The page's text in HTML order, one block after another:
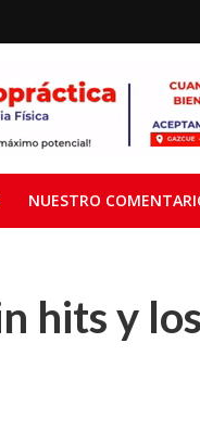
NUESTRO
hits y los